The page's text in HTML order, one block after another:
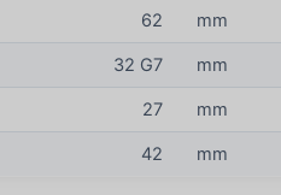
62 mm
32 G7 mm
27 mm
42 mm